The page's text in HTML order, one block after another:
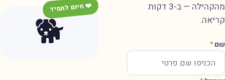
מהקהילה — ב-3 דקות
*
🐕
❤️ חינם לתמיד